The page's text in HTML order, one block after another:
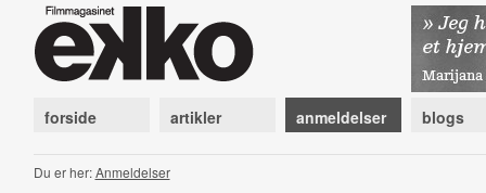
forside artikler anmeldelser blogs
Du er her:Anmeldelser